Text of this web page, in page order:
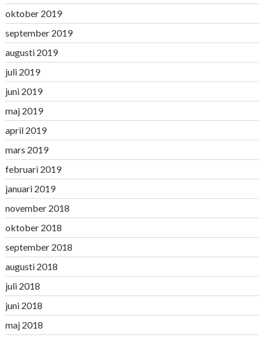
oktober 2019
september 2019
augusti 2019
juli 2019
juni 2019
maj 2019
april 2019
mars 2019
februari 2019
januari 2019
november 2018
oktober 2018
september 2018
augusti 2018
juli 2018
juni 2018
maj 2018